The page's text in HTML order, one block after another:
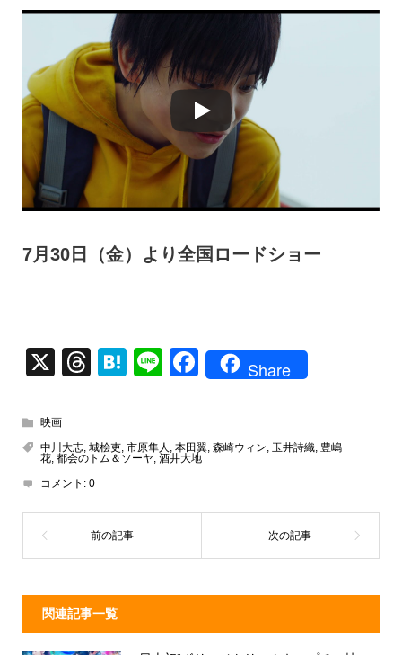
7月30日（金）より全国ロードショー
X
T
a
d
s
H
n
Li
F
e
o
k
Share
映画
中川大志, 城桧吏, 市原隼人 , 本田翼, 森崎ウィン, 玉井詩織, 豊嶋
花, 都会のトム＆ソーヤ, 酒井大地
コメント: 0
関連記事一覧